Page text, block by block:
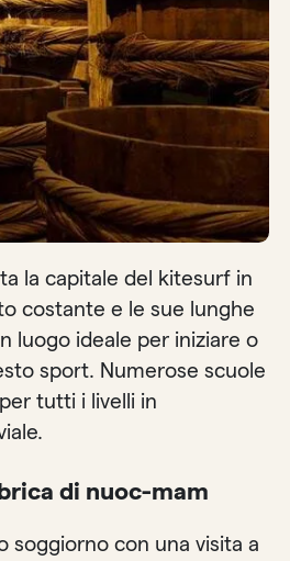
la capitale del kitesurf in
costante e le sue lunghe
luogo ideale per iniziare o
sport. Numerose scuole
tutti i livelli in
di nuoc-mam
soggiorno con una visita a